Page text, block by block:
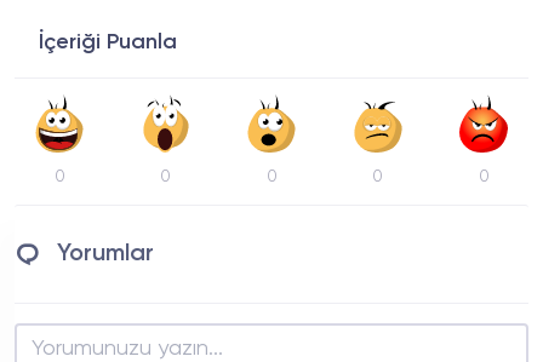
İçeriği Puanla
0 0 0 0 0
Yorumlar